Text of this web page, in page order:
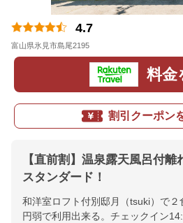
4.7
富山県氷見市島尾2195
料金
割引クーポン
【直前割】温泉露天風呂付
スタンダード！
和洋室ロフト付別邸月（tsuki）で
円弱で利用出来る。チェックイン